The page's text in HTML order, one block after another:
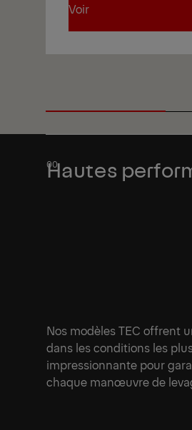
Voir
Hautes
Nos modèles TEC offrent
dans les conditions les
impressionnante pour
chaque manœuvre de